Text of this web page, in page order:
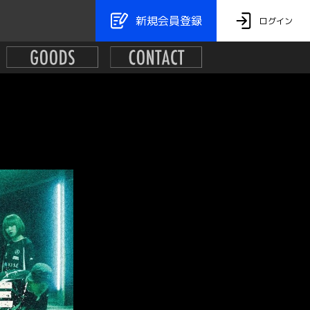
新規会員登録 ログイン